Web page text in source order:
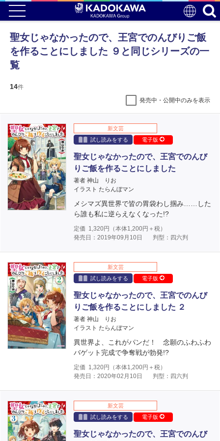
聖女じゃなかったので、王宮でのんびりご飯
を作ることにしました ９と同じシリーズの一
覧
14件
発売中・公開中のみを表示
新文芸
試し読みをする
電子版
聖女じゃなかったので、王宮でのんび
りご飯を作ることにしました
著者 神山 りお
イラスト たらんぼマン
メシマズ異世界で皆の胃袋わし掴み……した
ら誰も私に逆らえなくなった!?
定価 1,320円（本体1,200円＋税）
発売日：2019年09月10日
判型：四六判
新文芸
試し読みをする
電子版
聖女じゃなかったので、王宮でのんび
りご飯を作ることにしました ２
著者 神山 りお
イラスト たらんぼマン
異世界よ、これがパンだ！ 念願のふわふわ
バゲット完成で争奪戦が勃発!?
定価 1,320円（本体1,200円＋税）
発売日：2020年02月10日
判型：四六判
新文芸
試し読みをする
電子版
聖女じゃなかったので、王宮でのんび